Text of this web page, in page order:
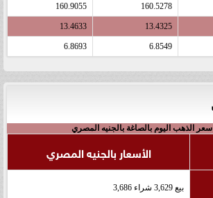
160.5278
160.9055
13.4325
13.4633
6.8549
6.8693
الذهب اليوم بالصاغة بالجنيه المصري
الأسعار بالجنيه المصري
بيع 3,629 شراء 3,686